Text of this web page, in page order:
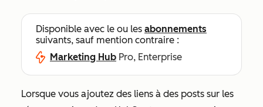
Disponible avec le ou les abonnements
suivants, sauf mention contraire :
Marketing Hub Pro, Enterprise
Lorsque vous ajoutez des liens à des posts sur les